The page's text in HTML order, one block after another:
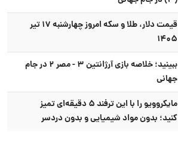
قیمت دلار، طلا و سکه امروز چهارشنبه ۱۷ تیر
۱۴۰۵
ببینید؛ خلاصه بازی آرژانتین ۳ - مصر ۲ در جام
جهانی
مایکروویو را با این ترفند ۵ دقیقه‌ای تمیز
کنید؛ بدون مواد شیمیایی و بدون دردسر